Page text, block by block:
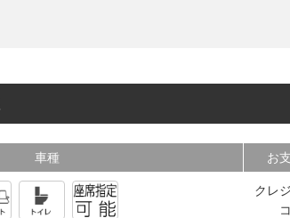
車種 お
クレ